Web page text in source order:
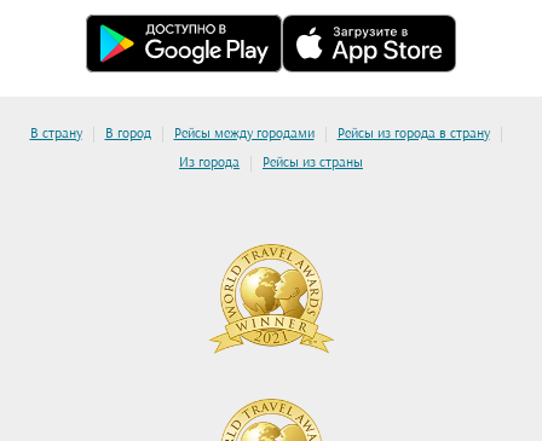
В страну | В город | Рейсы между городами | Рейсы из города в страну |
Из города | Рейсы из страны